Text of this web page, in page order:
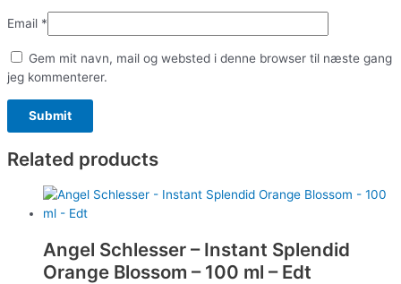
Email *
Gem mit navn, mail og websted i denne browser til næste gang
jeg kommenterer.
Related products
Angel Schlesser – Instant Splendid
Orange Blossom – 100 ml – Edt